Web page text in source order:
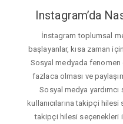
Instagram’da
İnstagram toplumsal
başlayanlar, kısa zaman
Sosyal medyada fenomen
fazlaca olması ve
Sosyal medya
kullanıcılarına takipçi
takipçi hilesi seçenekleri